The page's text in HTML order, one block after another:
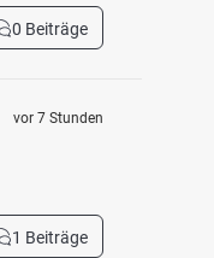
0 Beiträge
vor 7 Stunden
1 Beiträge